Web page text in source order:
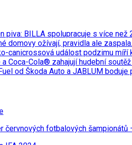
piva: BILLA spolupracuje s více než
domovy ožívají, pravidla ale
canicrossová událost podzimu míří
a Coca-Cola® zahajují hudební
od Škoda Auto a JABLUM boduje
červnových fotbalových šampionátů